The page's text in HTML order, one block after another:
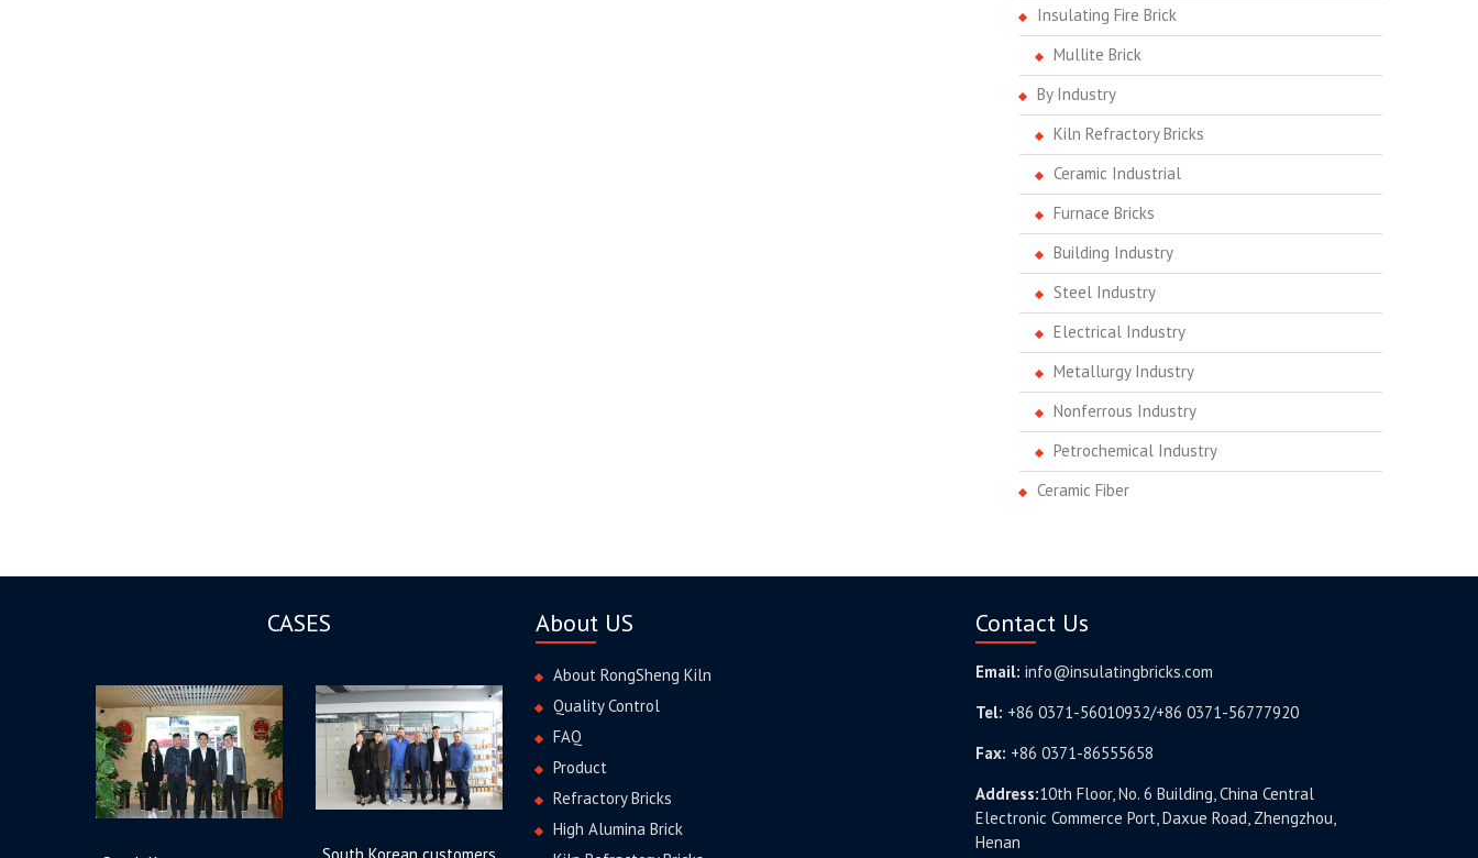
Insulating Fire Brick
Mullite Brick
By Industry
Kiln Refractory Bricks
Ceramic Industrial
Furnace Bricks
Building Industry
Steel Industry
Electrical Industry
Metallurgy Industry
Nonferrous Industry
Petrochemical Industry
Ceramic Fiber
CASES About US
About RongSheng Kiln
Quality Control
FAQ
Product
Refractory Bricks
High Alumina Brick
Contact Us
Email: info@insulatingbricks.com
Tel: +86 0371-56010932/+86 0371-56777920
Fax: +86 0371-86555658
Address:10th Floor, No. 6 Building, China Central
Electronic Commerce Port, Daxue Road, Zhengzhou,
Henan